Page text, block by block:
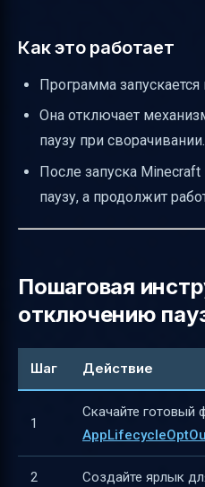
Как это работает
Программа
Она отключает
паузу при сворачивании.
После запуска Minecraft
паузу, а продолжит
Пошаговая
отключению
Шаг Действие
1
Скачайте готовый
2 Создайте ярлык